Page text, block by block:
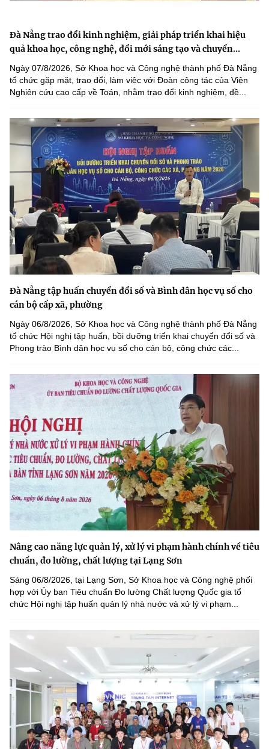
Đà Nẵng trao đổi kinh nghiệm, giải pháp triển khai hiệu
quả khoa học, công nghệ, đổi mới sáng tạo và chuyển...
Ngày 07/8/2026, Sở Khoa học và Công nghệ thành phố Đà Nẵng
tổ chức gặp mặt, trao đổi, làm việc với Đoàn công tác của Viện
Nghiên cứu cao cấp về Toán, nhằm trao đổi kinh nghiệm, đề...
Đà Nẵng tập huấn chuyển đổi số và Bình dân học vụ số cho
cán bộ cấp xã, phường
Ngày 06/8/2026, Sở Khoa học và Công nghệ thành phố Đà Nẵng
tổ chức Hội nghị tập huấn, bồi dưỡng triển khai chuyển đổi số và
Phong trào Bình dân học vụ số cho cán bộ, công chức các...
Nâng cao năng lực quản lý, xử lý vi phạm hành chính về tiêu
chuẩn, đo lường, chất lượng tại Lạng Sơn
Sáng 06/8/2026, tại Lạng Sơn, Sở Khoa học và Công nghệ phối
hợp với Ủy ban Tiêu chuẩn Đo lường Chất lượng Quốc gia tổ
chức Hội nghị tập huấn quản lý nhà nước và xử lý vi phạm...